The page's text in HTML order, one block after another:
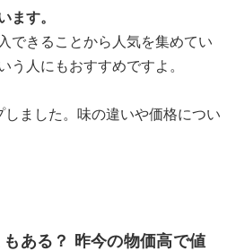
ます。
できることから人気を集めてい
う人にもおすすめですよ。
ました。味の違いや価格につい
ある？ 昨今の物価高で値